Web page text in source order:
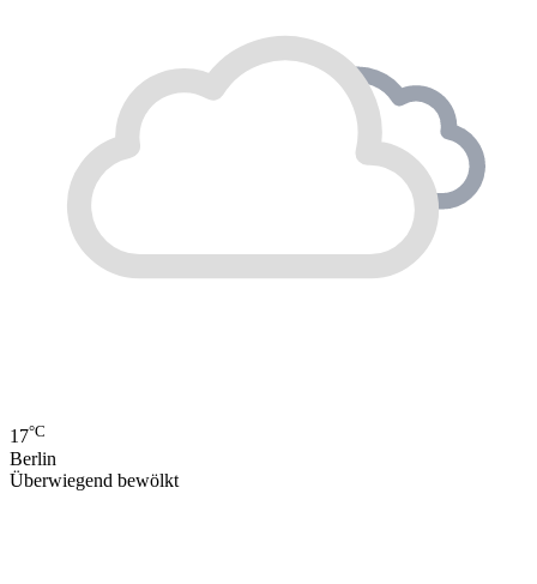
17°C
Berlin
Überwiegend bewölkt